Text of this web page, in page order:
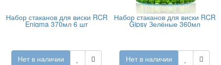
Набор стаканов для виски RCR
Enigma 370мл 6 шт
Нет в наличии
Набор стаканов для виски RCR
Gipsy Зелёные 360мл
Нет в наличии